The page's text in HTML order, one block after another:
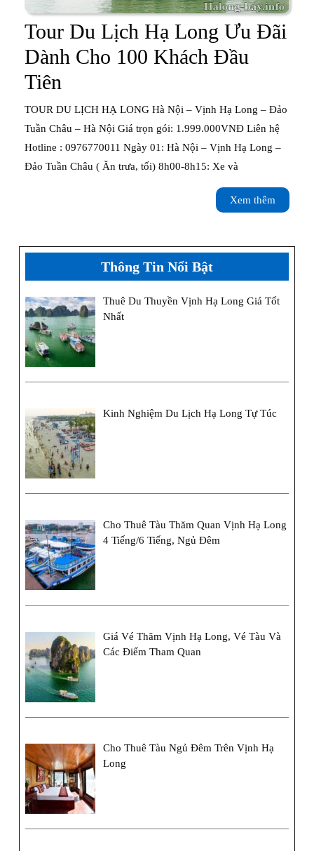
Tour Du Lịch Hạ Long Ưu Đãi
Dành Cho 100 Khách Đầu
Tiên
Du
Lịch
Hạ
Dành
Cho
100
Khách
Đầu
Tiên
TOUR DU LỊCH HẠ LONG Hà Nội – Vịnh Hạ Long – Đảo
Tuần Châu – Hà Nội Giá trọn gói: 1.999.000VNĐ Liên hệ
Hotline : 0976770011 Ngày 01: Hà Nội – Vịnh Hạ Long –
Đảo Tuần Châu ( Ăn trưa, tối) 8h00-8h15: Xe và
Xem thêm
thêm
Thông Tin Nổi Bật
Thuê Du Thuyền Vịnh Hạ Long Giá Tốt
Nhất
Kinh Nghiệm Du Lịch Hạ Long Tự Túc
Cho Thuê Tàu Thăm Quan Vịnh Hạ Long
4 Tiếng/6 Tiếng, Ngủ Đêm
Giá Vé Thăm Vịnh Hạ Long, Vé Tàu Và
Các Điểm Tham Quan
Cho Thuê Tàu Ngủ Đêm Trên Vịnh Hạ
Long